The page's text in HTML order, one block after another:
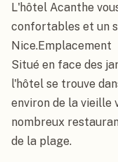
L'hôtel Acanthe
confortables et un
Nice.Emplacement
Situé en face des
l'hôtel se trouve
environ de la vieille
nombreux
de la plage.